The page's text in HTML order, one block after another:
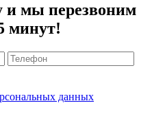
и мы перезвоним
минут!
данных